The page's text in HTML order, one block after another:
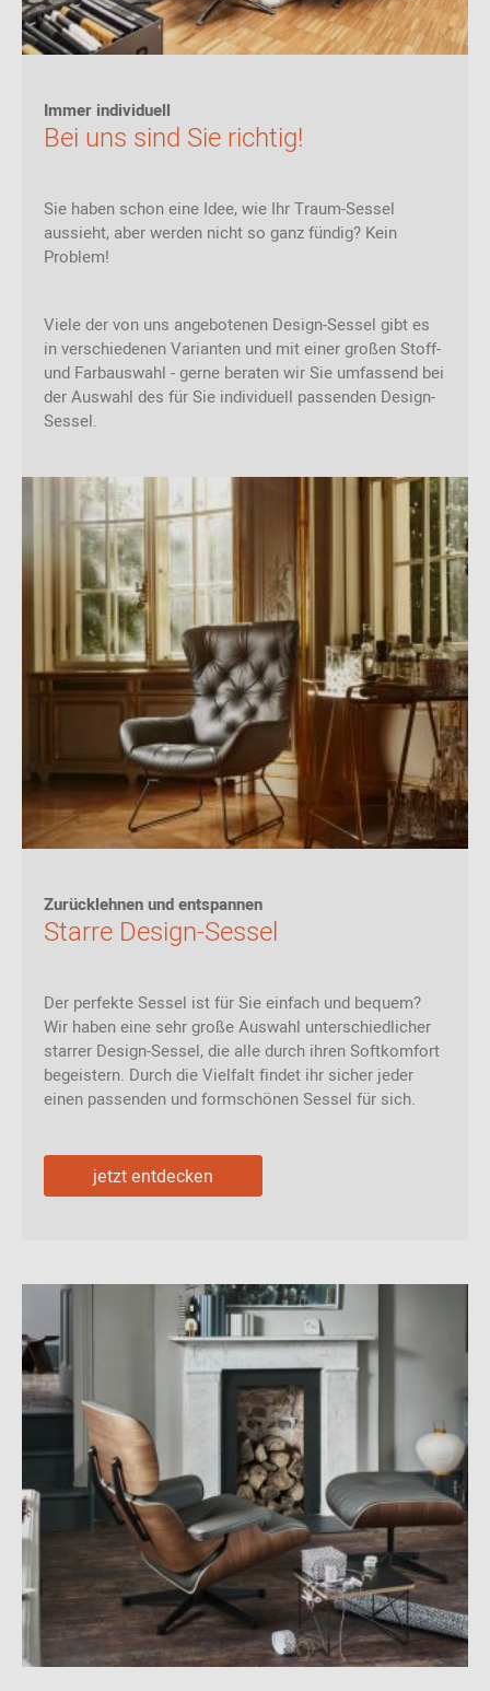
Immer individuell
Bei uns sind Sie richtig!
Sie haben schon eine Idee, wie Ihr Traum-Sessel
aussieht, aber werden nicht so ganz fündig? Kein
Problem!
Viele der von uns angebotenen Design-Sessel gibt es
in verschiedenen Varianten und mit einer großen Stoff-
und Farbauswahl - gerne beraten wir Sie umfassend bei
der Auswahl des für Sie individuell passenden Design-
Sessel.
Zurücklehnen und entspannen
Starre Design-Sessel
Der perfekte Sessel ist für Sie einfach und bequem?
Wir haben eine sehr große Auswahl unterschiedlicher
starrer Design-Sessel, die alle durch ihren Softkomfort
begeistern. Durch die Vielfalt findet ihr sicher jeder
einen passenden und formschönen Sessel für sich.
jetzt entdecken